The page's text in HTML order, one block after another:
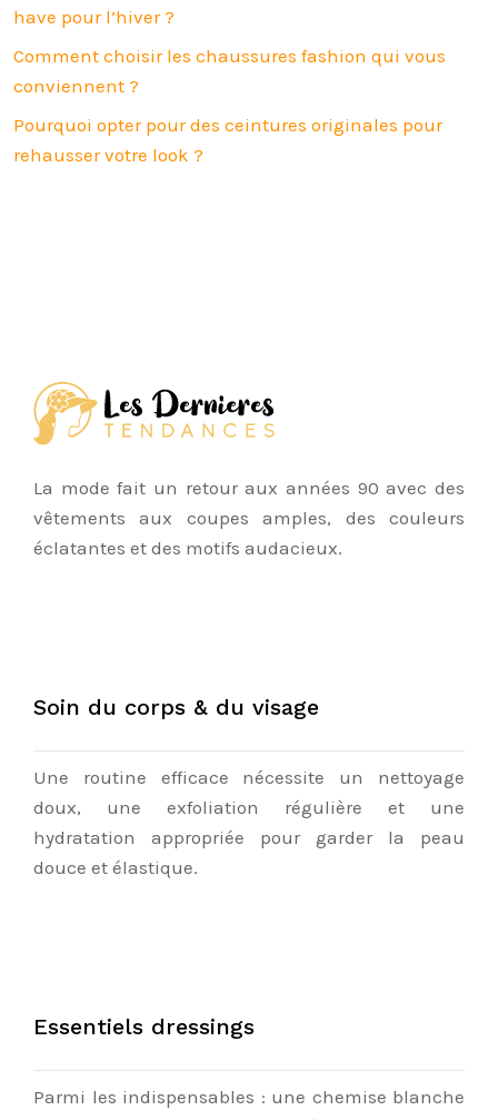
have pour l’hiver ?
Comment choisir les chaussures fashion qui vous
conviennent ?
Pourquoi opter pour des ceintures originales pour
rehausser votre look ?
La mode fait un retour aux années 90 avec des
vêtements aux coupes amples, des couleurs
éclatantes et des motifs audacieux.
Soin du corps & du visage
Une routine efficace nécessite un nettoyage
doux, une exfoliation régulière et une
hydratation appropriée pour garder la peau
douce et élastique.
Essentiels dressings
Parmi les indispensables : une chemise blanche